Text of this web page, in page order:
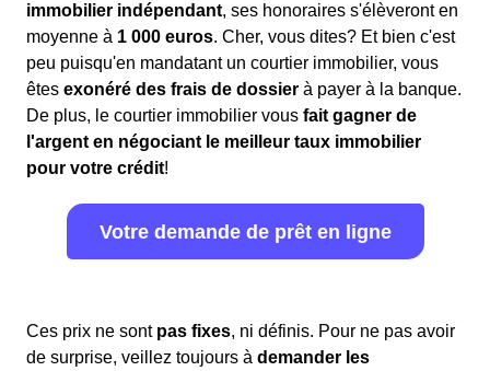
immobilier indépendant, ses honoraires s'élèveront en
moyenne à 1 000 euros. Cher, vous dites? Et bien c'est
peu puisqu'en mandatant un courtier immobilier, vous
êtes exonéré des frais de dossier à payer à la banque.
De plus, le courtier immobilier vous fait gagner de
l'argent en négociant le meilleur taux immobilier
pour votre crédit!
Votre demande de prêt en ligne
Ces prix ne sont pas fixes, ni définis. Pour ne pas avoir
de surprise, veillez toujours à demander les